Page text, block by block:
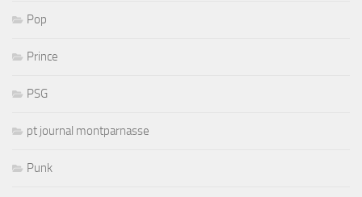
Pop
Prince
PSG
pt journal montparnasse
Punk